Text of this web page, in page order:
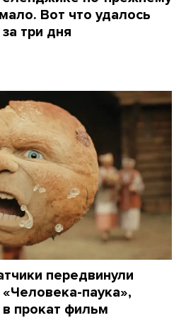
Вот что удалось
три дня
передвинули
паука»,
прокат фильм